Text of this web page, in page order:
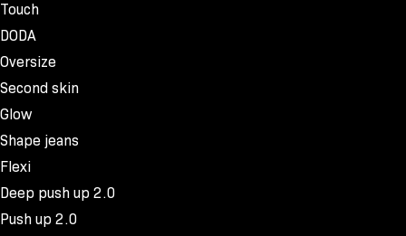
Touch
DODA
Oversize
Second skin
Glow
Shape jeans
Flexi
Deep push up 2.0
Push up 2.0